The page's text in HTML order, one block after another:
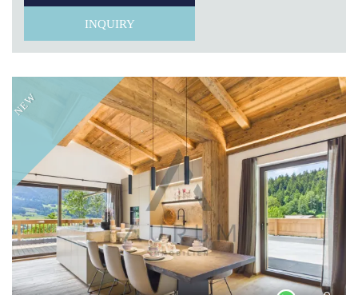
INQUIRY
NEW